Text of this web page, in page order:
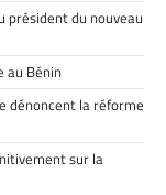
président du nouveau
au Bénin
dénoncent la réforme
sur la